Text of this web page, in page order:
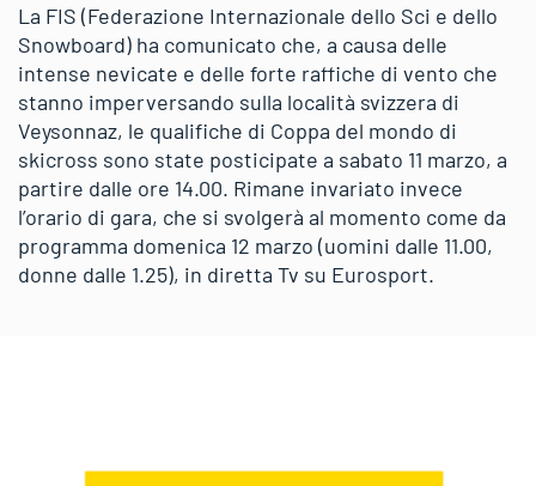
La FIS (Federazione Internazionale dello Sci e dello
Snowboard) ha comunicato che, a causa delle
intense nevicate e delle forte raffiche di vento che
stanno imperversando sulla località svizzera di
Veysonnaz, le qualifiche di Coppa del mondo di
skicross sono state posticipate a sabato 11 marzo, a
partire dalle ore 14.00. Rimane invariato invece
l’orario di gara, che si svolgerà al momento come da
programma domenica 12 marzo (uomini dalle 11.00,
donne dalle 1.25), in diretta Tv su Eurosport.